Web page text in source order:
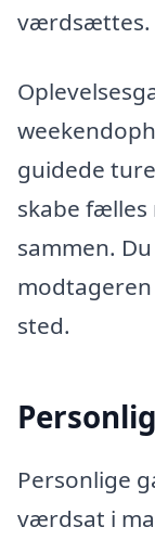
værdsættes.
guidede
skabe fælles
sammen.
sted.
Personlige
værdsat i